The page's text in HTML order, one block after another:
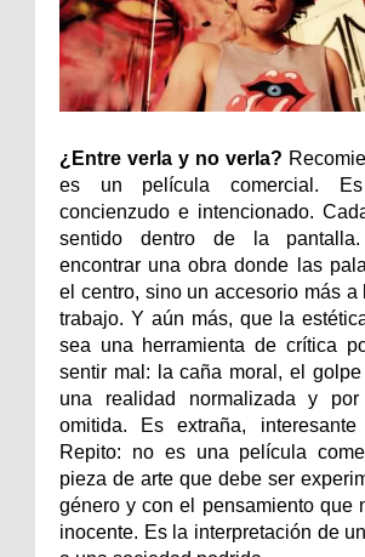
¿Entre verla y no verla?
es un película comercial.
concienzudo e intencionado.
sentido dentro de la
encontrar una obra donde las
el centro, sino un accesorio más a
trabajo. Y aún más, que la
sea una herramienta de crítica
sentir mal: la caña moral, el
una realidad normalizada y por
omitida. Es extraña,
Repito: no es una película
pieza de arte que debe ser
género y con el pensamiento que
inocente. Es la interpretación de